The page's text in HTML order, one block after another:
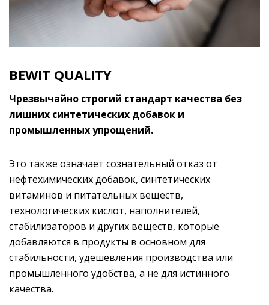
BEWIT QUALITY
Чрезвычайно строгий стандарт качества без
лишних синтетических добавок и
промышленных упрощений.
Это также означает сознательный отказ от
нефтехимических добавок, синтетических
витаминов и питательных веществ,
технологических кислот, наполнителей,
стабилизаторов и других веществ, которые
добавляются в продукты в основном для
стабильности, удешевления производства или
промышленного удобства, а не для истинного
качества.